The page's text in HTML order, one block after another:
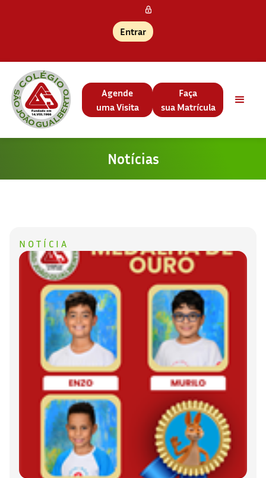
Entrar
Agende
uma Visita
Faça
sua Matrícula
Notícias
NOTÍCIA